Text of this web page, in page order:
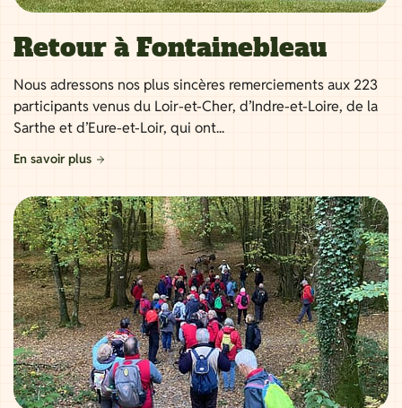
Retour à Fontainebleau
Nous adressons nos plus sincères remerciements aux 223
participants venus du Loir-et-Cher, d’Indre-et-Loire, de la
Sarthe et d’Eure-et-Loir, qui ont...
En savoir plus